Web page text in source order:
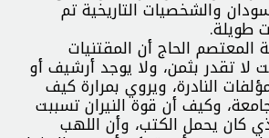
والشخصيات التاريخية تم
طويلة.
المعتصم الحاج أن المقتنيات
لا تقدر بثمن، ولا يوجد أرشيف أو
النادرة، ويروي بمرارة كيف
وكيف أن قوة النيران تسببت
كان يحمل الكتب، وأن اللهب